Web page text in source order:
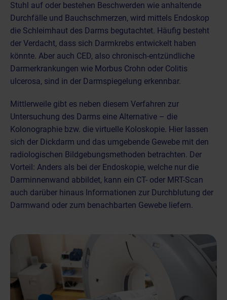
Stuhl auf oder bestehen Beschwerden wie anhaltende
Durchfälle und Bauchschmerzen, wird mittels Endoskop
die Schleimhaut des Darms begutachtet. Häufig besteht
der Verdacht, dass sich Darmkrebs entwickelt haben
könnte. Aber auch CED, also chronisch-entzündliche
Darmerkrankungen wie Morbus Crohn oder Colitis
ulcerosa, sind in der Darmspiegelung erkennbar.
Mittlerweile gibt es neben diesem Verfahren zur
Untersuchung des Darms eine Alternative – die
Kolonographie bzw. die virtuelle Koloskopie. Hier lassen
sich der Dickdarm und das umgebende Gewebe mit den
radiologischen Bildgebungsmethoden betrachten. Der
Vorteil: Anders als bei der Endoskopie, welche nur die
Darminnenwand abbildet, kann ein CT- oder MRT-Scan
auch darüber hinaus Informationen zur Durchblutung der
Darmwand oder zum benachbarten Gewebe liefern.